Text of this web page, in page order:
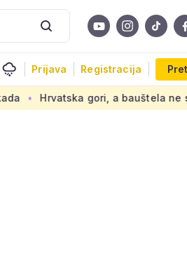
Prijava Registracija
ne staje! Radi se bez